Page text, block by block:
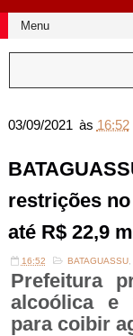
03/09/2021 às 16:52
restrições
até R$ 22,9
16:52 BATAGUASSU,
Prefeitura
alcoólica e
para coibir